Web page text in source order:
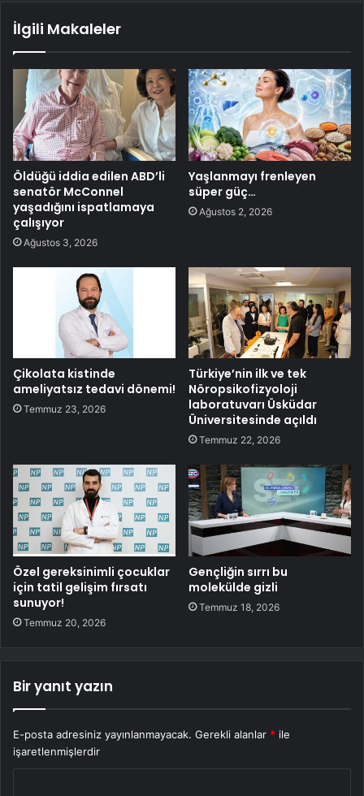
İlgili Makaleler
Öldüğü iddia edilen ABD’li
senatör McConnel
yaşadığını ispatlamaya
çalışıyor
Ağustos 3, 2026
Yaşlanmayı frenleyen
süper güç…
Ağustos 2, 2026
Çikolata kistinde
ameliyatsız tedavi dönemi!
Temmuz 23, 2026
Türkiye’nin ilk ve tek
Nöropsikofizyoloji
laboratuvarı Üsküdar
Üniversitesinde açıldı
Temmuz 22, 2026
Özel gereksinimli çocuklar
için tatil gelişim fırsatı
sunuyor!
Temmuz 20, 2026
Gençliğin sırrı bu
molekülde gizli
Temmuz 18, 2026
Bir yanıt yazın
E-posta adresiniz yayınlanmayacak. Gerekli alanlar * ile
işaretlenmişlerdir